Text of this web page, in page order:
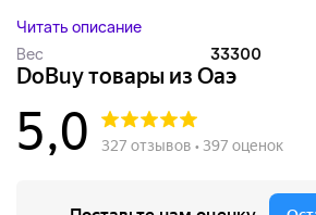
Читать описание
Вес
33300